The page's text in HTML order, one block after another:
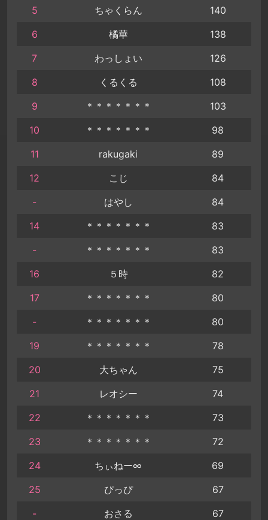
5
ちゃくらん
140
6
橘華
138
7
わっしょい
126
8
くるくる
108
9
＊＊＊＊＊＊＊
103
10
＊＊＊＊＊＊＊
98
11
rakugaki
89
12
こじ
84
-
はやし
84
14
＊＊＊＊＊＊＊
83
-
＊＊＊＊＊＊＊
83
16
５時
82
17
＊＊＊＊＊＊＊
80
-
＊＊＊＊＊＊＊
80
19
＊＊＊＊＊＊＊
78
20
大ちゃん
75
21
レオシー
74
22
＊＊＊＊＊＊＊
73
23
＊＊＊＊＊＊＊
72
24
ちぃねー∞
69
25
ぴっぴ
67
-
おさる
67